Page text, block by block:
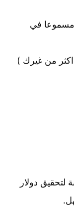
في
من غيرك )
دولار